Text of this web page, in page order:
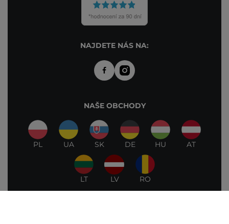
NAJDETE NÁS NA:
NAŠE OBCHODY
PL UA SK DE HU AT
LT LV RO